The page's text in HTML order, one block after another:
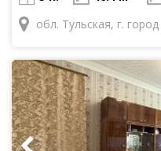
обл. Тульская, г.